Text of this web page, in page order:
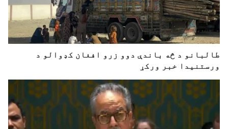
طالبانو د څه باندې دوو زرو افغان کډوالو د
ورستنیدا خبر ورکړ